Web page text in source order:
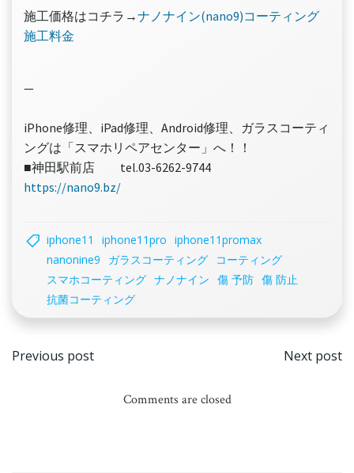
施工価格はコチラ→ナノナイン(nano9)コーティング
施工料金
—
iPhone修理、iPad修理、Android修理、ガラスコーティ
ングは「スマホリペアセンター」へ！！
■神田駅前店 tel.03-6262-9744
https://nano9.bz/
iphone11 iphone11pro iphone11promax
nanonine9
ガラスコーティング
コーティング
スマホコーティング ナノナイン 傷 予防 傷 防止
抗菌コーティング
投
Previous post
投
Next post
Comments are closed